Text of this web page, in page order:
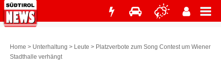
Home > Unterhaltung > Leute > Platzverbote zum Song Contest um Wiener
Stadthalle verhängt